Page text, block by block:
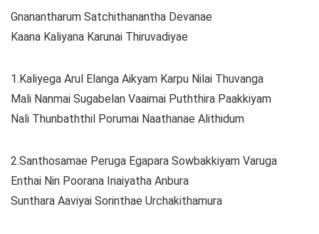
Gnanantharum Satchithanantha Devanae
Kaana Kaliyana Karunai Thiruvadiyae
1.Kaliyega Arul Elanga Aikyam Karpu Nilai Thuvanga
Mali Nanmai Sugabelan Vaaimai Puththira Paakkiyam
Nali Thunbaththil Porumai Naathanae Alithidum
2.Santhosamae Peruga Egapara Sowbakkiyam Varuga
Enthai Nin Poorana Inaiyatha Anbura
Sunthara Aaviyai Sorinthae Urchakithamura